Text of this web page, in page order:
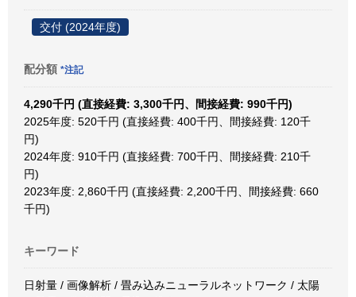
交付 (2024年度)
配分額 *注記
4,290千円 (直接経費: 3,300千円、間接経費: 990千円)
2025年度: 520千円 (直接経費: 400千円、間接経費: 120千
円)
2024年度: 910千円 (直接経費: 700千円、間接経費: 210千
円)
2023年度: 2,860千円 (直接経費: 2,200千円、間接経費: 660
千円)
キーワード
日射量 / 画像解析 / 畳み込みニューラルネットワーク / 太陽